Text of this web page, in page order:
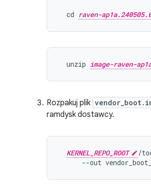
  cd
raven-
  unzip
image-raven-
Rozpakuj plik
ramdysk dostawcy.
KERNEL_REPO_ROOT /
--out